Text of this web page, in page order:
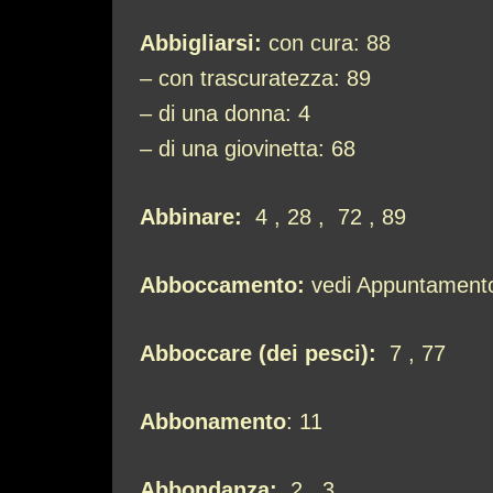
Abbigliarsi: con cura: 88
– con trascuratezza: 89
– di una donna: 4
– di una giovinetta: 68
Abbinare: 4 , 28 , 72 , 89
Abboccamento: vedi
Abboccare (dei pesci): 7 , 77
Abbonamento: 11